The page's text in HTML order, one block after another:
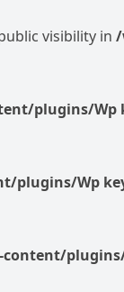
visibility in /
plugins/Wp
Wp
plugins/